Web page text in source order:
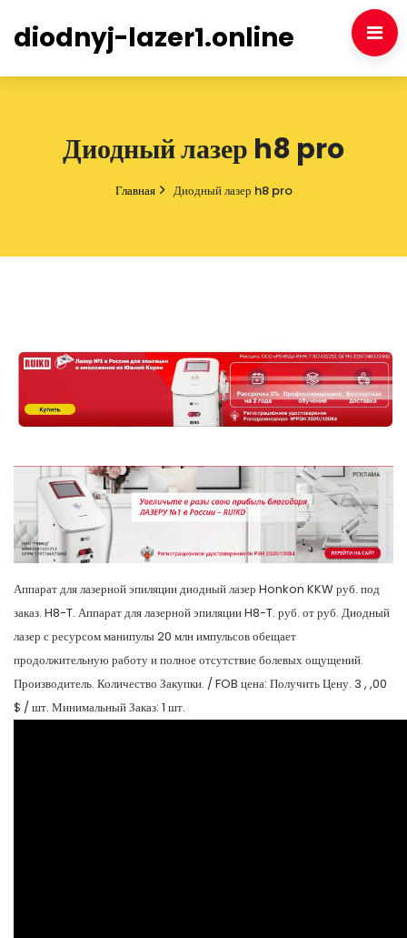
diodnyj-lazer1.online
Диодный лазер h8 pro
Главная Диодный лазер h8 pro
Аппарат для лазерной эпиляции диодный лазер Honkon KKW руб. под
заказ. H8-T. Аппарат для лазерной эпиляции H8-T. руб. от руб. Диодный
лазер с ресурсом манипулы 20 млн импульсов обещает
продолжительную работу и полное отсутствие болевых ощущений.
Производитель. Количество Закупки. / FOB цена: Получить Цену. 3 , ,00
$ / шт. Минимальный Заказ: 1 шт.